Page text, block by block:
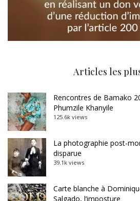
Articles les
Rencontres de Bamako
Phumzile Khanyile
125.6k views
La photographie post-
disparue
39.1k views
Carte blanche à
Salgado, l’imposture